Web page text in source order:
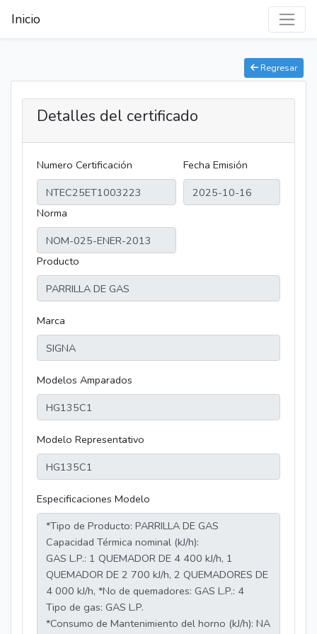
Inicio
Regresar
Detalles del certificado
Numero Certificación Fecha Emisión
Norma
Producto
Marca
Modelos Amparados
Modelo Representativo
Especificaciones Modelo